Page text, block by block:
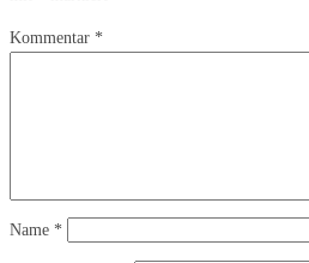
Kommentar *
Name *